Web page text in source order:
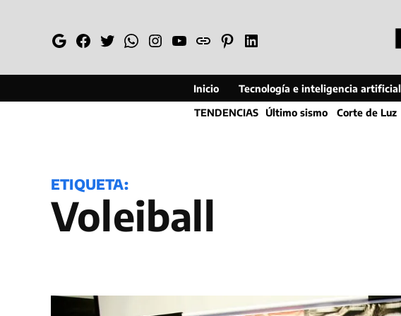
GoogleFacebook
TwitterWhatsapp
Instagram
YouTube
WebPinterestLinkedin
Inicio Tecnología e inteligencia artificial
TENDENCIAS Último sismo Corte de Luz
ETIQUETA:
voleiball